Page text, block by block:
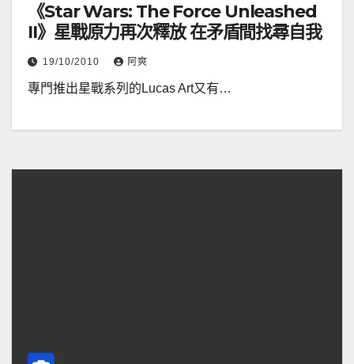
《Star Wars: The Force Unleashed
II》星戰原力再次釋放 在矛盾間找尋自我
19/10/2010 阿爽
專門推出星戰系列的Lucas Art又有…